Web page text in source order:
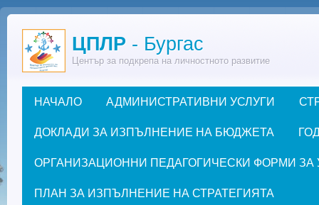
Премини към основното съдържание
ЦПЛР - Бургас
Център за подкрепа на личностното развитие
Основно меню
НАЧАЛО АДМИНИСТРАТИВНИ УСЛУГИ
ДОКЛАДИ ЗА ИЗПЪЛНЕНИЕ НА БЮДЖЕТА
ОРГАНИЗАЦИОННИ ПЕДАГОГИЧЕСКИ ФОРМИ ЗА
ПЛАН ЗА ИЗПЪЛНЕНИЕ НА СТРАТЕГИЯТА